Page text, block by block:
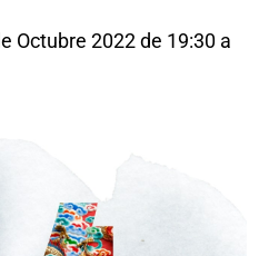
Octubre 2022 de 19:30 a